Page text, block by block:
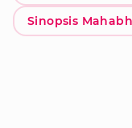
Sinopsis